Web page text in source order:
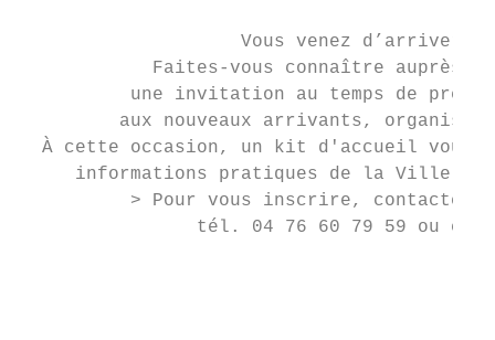
Vous venez d’arriver à
Faites-vous connaître auprès
une invitation au temps de
aux nouveaux arrivants, organisé
À cette occasion, un kit d'accueil vous
informations pratiques de la Ville et
> Pour vous inscrire, contactez
tél. 04 76 60 79 59 ou en